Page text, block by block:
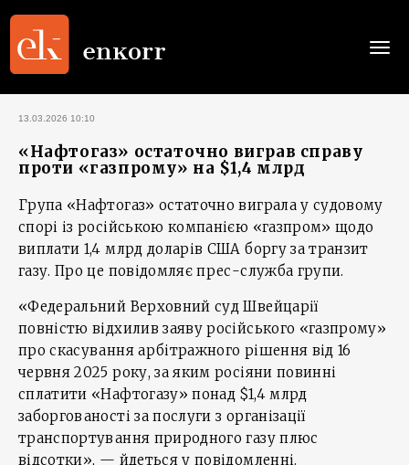
13.03.2026 10:10
«Нафтогаз» остаточно виграв справу
проти «газпрому» на $1,4 млрд
Група «Нафтогаз» остаточно виграла у судовому
спорі із російською компанією «газпром» щодо
виплати 1,4 млрд доларів США боргу за транзит
газу. Про це повідомляє прес-служба групи.
«Федеральний Верховний суд Швейцарії
повністю відхилив заяву російського «газпрому»
про скасування арбітражного рішення від 16
червня 2025 року, за яким росіяни повинні
сплатити «Нафтогазу» понад $1,4 млрд
заборгованості за послуги з організації
транспортування природного газу плюс
відсотки», — йдеться у повідомленні.